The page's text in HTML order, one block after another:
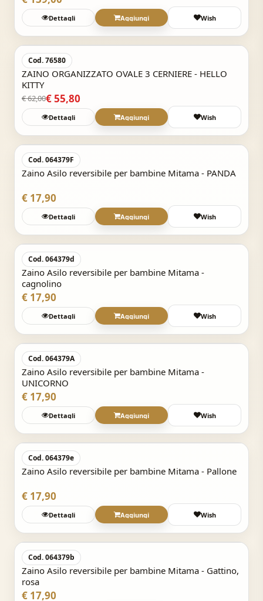
Dettagli Aggiungi Wish
Acquisto Veloce
Cod. 76580
ZAINO ORGANIZZATO OVALE 3 CERNIERE - HELLO
KITTY
€ 62,00€ 55,80
Dettagli Aggiungi Wish
Acquisto Veloce
Cod. 064379F
Zaino Asilo reversibile per bambine Mitama - PANDA
€ 17,90
Dettagli Aggiungi Wish
Acquisto Veloce
Cod. 064379d
Zaino Asilo reversibile per bambine Mitama -
cagnolino
€ 17,90
Dettagli Aggiungi Wish
Acquisto Veloce
Cod. 064379A
Zaino Asilo reversibile per bambine Mitama -
UNICORNO
€ 17,90
Dettagli Aggiungi Wish
Acquisto Veloce
Cod. 064379e
Zaino Asilo reversibile per bambine Mitama - Pallone
€ 17,90
Dettagli Aggiungi Wish
Acquisto Veloce
Cod. 064379b
Zaino Asilo reversibile per bambine Mitama - Gattino,
rosa
€ 17,90